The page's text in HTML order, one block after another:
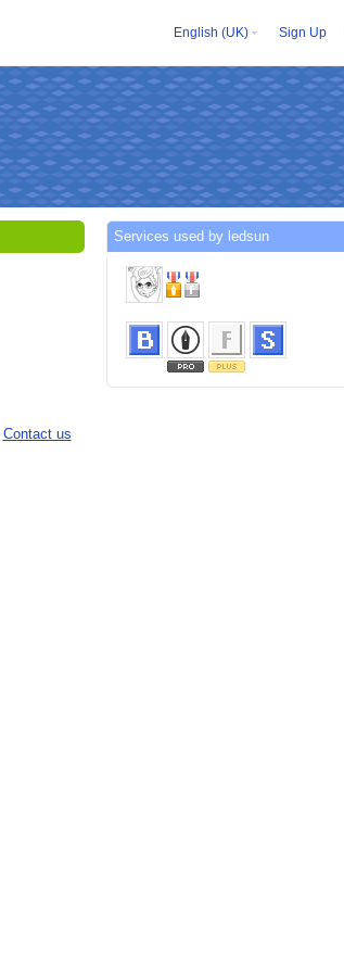
English (UK) Sign Up
Services used by ledsun
Contact us